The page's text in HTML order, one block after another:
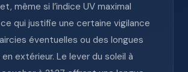
même si l’indice UV maximal
qui justifie une certaine vigilance
éventuelles ou des longues
extérieur. Le lever du soleil à